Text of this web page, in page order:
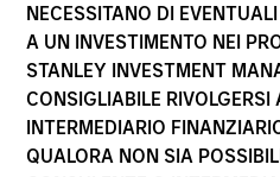
NECESSITANO DI
A UN INVESTIMENTO NEI
STANLEY INVESTMENT
CONSIGLIABILE
INTERMEDIARIO
QUALORA NON SIA
Da oltre 50
Stanley
Management